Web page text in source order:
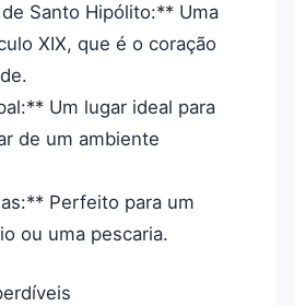
Santo Hipólito:** Uma
XIX, que é o coração
Um lugar ideal para
de um ambiente
Perfeito para um
ou uma pescaria.